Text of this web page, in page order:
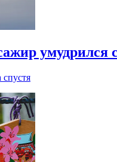
умудрился
спустя